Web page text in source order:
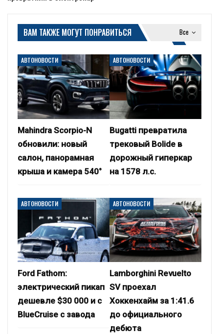
Все
ВАМ ТАКЖЕ МОГУТ ПОНРАВИТЬСЯ
АВТОНОВОСТИ
Mahindra Scorpio-N
обновили: новый
салон, панорамная
крыша и камера 540°
АВТОНОВОСТИ
Bugatti превратила
трековый Bolide в
дорожный гиперкар
на 1578 л.с.
АВТОНОВОСТИ
Ford Fathom:
электрический пикап
дешевле $30 000 и с
BlueCruise с завода
АВТОНОВОСТИ
Lamborghini Revuelto
SV проехал
Хоккенхайм за 1:41.6
до официального
дебюта